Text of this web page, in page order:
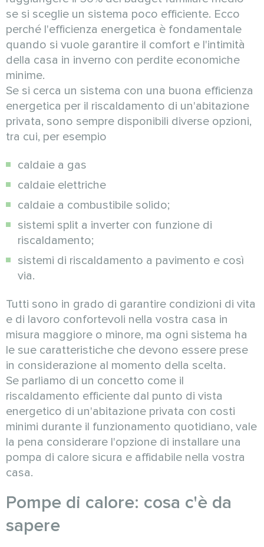
se si sceglie un sistema poco efficiente. Ecco
perché l'efficienza energetica è fondamentale
quando si vuole garantire il comfort e l'intimità
della casa in inverno con perdite economiche
minime.
Se si cerca un sistema con una buona efficienza
energetica per il riscaldamento di un'abitazione
privata, sono sempre disponibili diverse opzioni,
tra cui, per esempio
caldaie a gas
caldaie elettriche
caldaie a combustibile solido;
sistemi split a inverter con funzione di
riscaldamento;
sistemi di riscaldamento a pavimento e così
via.
Tutti sono in grado di garantire condizioni di vita
e di lavoro confortevoli nella vostra casa in
misura maggiore o minore, ma ogni sistema ha
le sue caratteristiche che devono essere prese
in considerazione al momento della scelta.
Se parliamo di un concetto come il
riscaldamento efficiente dal punto di vista
energetico di un'abitazione privata con costi
minimi durante il funzionamento quotidiano, vale
la pena considerare l'opzione di installare una
pompa di calore sicura e affidabile nella vostra
casa.
Pompe di calore: cosa c'è da
sapere